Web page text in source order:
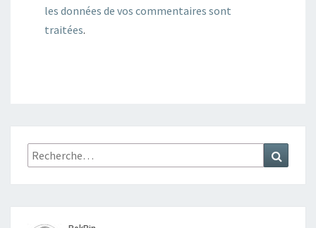
les données de vos commentaires sont
traitées.
Rechercher :